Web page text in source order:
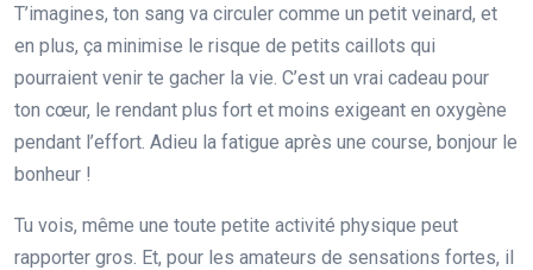
T’imagines, ton sang va circuler comme un petit veinard, et
en plus, ça minimise le risque de petits caillots qui
pourraient venir te gacher la vie. C’est un vrai cadeau pour
ton cœur, le rendant plus fort et moins exigeant en oxygène
pendant l’effort. Adieu la fatigue après une course, bonjour le
bonheur !
Tu vois, même une toute petite activité physique peut
rapporter gros. Et, pour les amateurs de sensations fortes, il